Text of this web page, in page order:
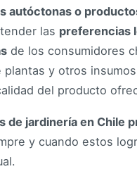
autóctonas o
las preferencias
de los consumidores
y otros
del producto
de jardinería en Chile
y cuando estos